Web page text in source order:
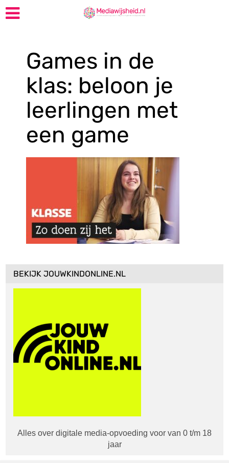
Games in de
klas: beloon je
leerlingen met
een game
BEKIJK JOUWKINDONLINE.NL
Alles over digitale media-opvoeding voor van 0 t/m 18
jaar